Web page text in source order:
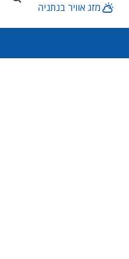
מזג אוויר בנתניה